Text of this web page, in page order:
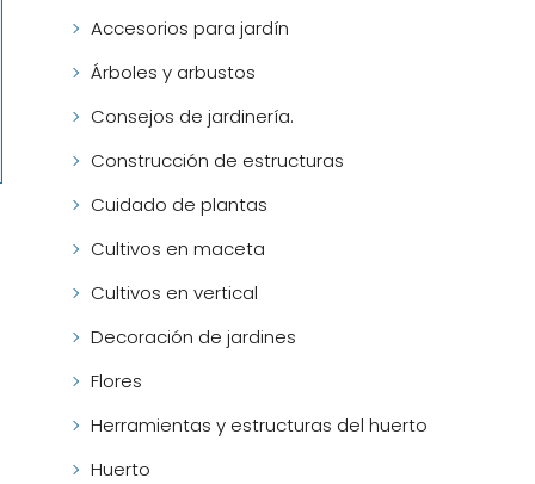
Accesorios para jardín
Árboles y arbustos
Consejos de jardinería.
Construcción de estructuras
Cuidado de plantas
Cultivos en maceta
Cultivos en vertical
Decoración de jardines
Flores
Herramientas y estructuras del huerto
Huerto